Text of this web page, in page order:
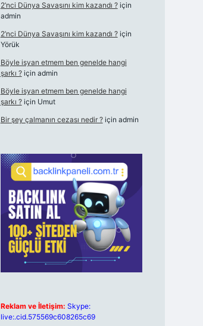
2’nci Dünya Savaşını kim kazandı ?için
admin
2’nci Dünya Savaşını kim kazandı ?için
Yörük
Böyle isyan etmem ben genelde hangi
şarkı ?için admin
Böyle isyan etmem ben genelde hangi
şarkı ?için Umut
Bir şey çalmanın cezası nedir ?için admin
Reklam ve İletişim: Skype:
live:.cid.575569c608265c69